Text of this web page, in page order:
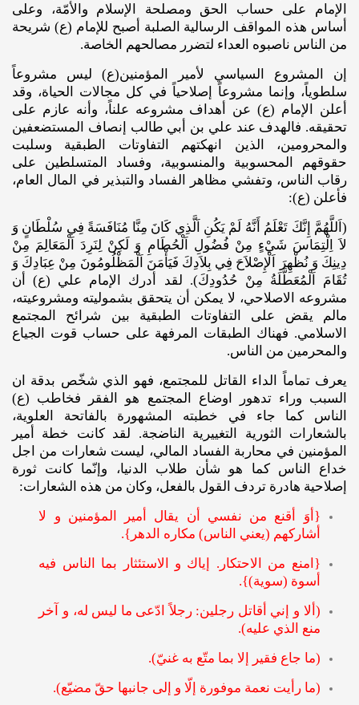
الإمام على حساب الحق ومصلحة الإسلام والأمّة، وعلى
أساس هذه المواقف الرسالية الصلبة أصبح للإمام (ع) شريحة
من الناس ناصبوه العداء لتضرر مصالحهم الخاصة.
إن المشروع السياسي لأمير المؤمنين(ع) ليس مشروعاً
سلطوياً، وإنما مشروعاً إصلاحياً في كل مجالات الحياة، وقد
أعلن الإمام (ع) عن أهداف مشروعه علناً، وأنه عازم على
تحقيقه. فالهدف عند علي بن أبي طالب إنصاف المستضعفين
والمحرومين، الذين انهكتهم التفاوتات الطبقية وسلبت
حقوقهم المحسوبية والمنسوبية، وفساد المتسلطين على
رقاب الناس، وتفشي مظاهر الفساد والتبذير في المال العام،
فأعلن (ع):
(اَللَّهُمَّ إِنَّكَ تَعْلَمُ أَنَّهُ لَمْ يَكُنِ اَلَّذِي كَانَ مِنَّا مُنَافَسَةً فِي سُلْطَانٍ وَ
لاَ اِلْتِمَاسَ شَيْءٍ مِنْ فُضُولِ اَلْحُطَامِ وَ لَكِنْ لِنَرِدَ اَلْمَعَالِمَ مِنْ
دِينِكَ وَ نُظْهِرَ اَلْإِصْلاَحَ فِي بِلاَدِكَ فَيَأْمَنَ اَلْمَظْلُومُونَ مِنْ عِبَادِكَ وَ
تُقَامَ اَلْمُعَطَّلَةُ مِنْ حُدُودِكَ). لقد أدرك الإمام علي (ع) أن
مشروعه الاصلاحي، لا يمكن أن يتحقق بشموليته ومشروعيته،
مالم يقض على التفاوتات الطبقية بين شرائح المجتمع
الاسلامي. فهناك الطبقات المرفهة على حساب قوت الجياع
والمحرمين من الناس.
يعرف تماماً الداء القاتل للمجتمع، فهو الذي شخّص بدقة ان
السبب وراء تدهور اوضاع المجتمع هو الفقر فخاطب (ع)
الناس كما جاء في خطبته المشهورة بالفاتحة العلوية،
بالشعارات الثورية التغييرية الناضجة. لقد كانت خطة أمير
المؤمنين في محاربة الفساد المالي، ليست شعارات من اجل
خداع الناس كما هو شأن طلاب الدنيا، وإنّما كانت ثورة
إصلاحية هادرة تردف القول بالفعل، وكان من هذه الشعارات:
{أوَ أقنع من نفسي أن يقال أمير المؤمنين و لا
أشاركهم (يعني الناس) مكاره الدهر}.
{امنع من الاحتكار. إياك و الاستئثار بما الناس فيه
أسوة (سوية)}.
(ألا و إني أقاتل رجلين: رجلاً ادّعى ما ليس له، و آخر
منع الذي عليه).
(ما جاع فقير إلا بما متّع به غنيّ).
(ما رأيت نعمة موفورة إلّا و إلى جانبها حقّ مضيّع).